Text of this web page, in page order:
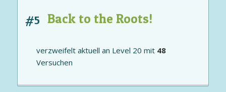
#5 Back to the Roots!
verzweifelt aktuell an Level 20 mit 48
Versuchen